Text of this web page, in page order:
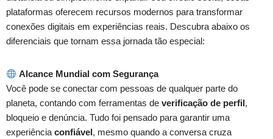
plataformas oferecem recursos modernos para transformar
conexões digitais em experiências reais. Descubra abaixo os
diferenciais que tornam essa jornada tão especial:
Alcance Mundial com Segurança
Você pode se conectar com pessoas de qualquer parte do
planeta, contando com ferramentas de verificação de perfil,
bloqueio e denúncia. Tudo foi pensado para garantir uma
experiência confiável, mesmo quando a conversa cruza